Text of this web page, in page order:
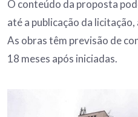
O conteúdo da proposta
até a publicação da
As obras têm previsão de
18 meses após iniciadas.